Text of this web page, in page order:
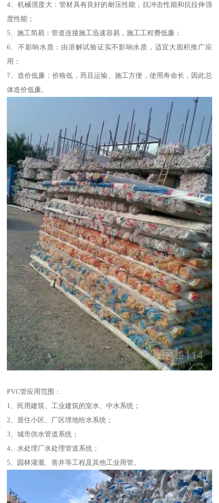
4、机械强度大：管材具有良好的耐压性能，抗冲击性能和抗拉伸强
度性能；
5、施工简易：管道连接施工迅速容易，施工工程费低廉；
6、不影响水质：由溶解试验证实不影响水质，适宜大面积推广应
用；
7、造价低廉：价格低，而且运输、施工方便，使用寿命长，因此总
体造价低廉。
PVC管应用范围：
1、民用建筑、工业建筑的室水、中水系统；
2、居住小区、厂区埋地给水系统；
3、城市供水管道系统；
4、水处理厂水处理管道系统；
5、园林灌溉、凿井等工程及其他工业用管。